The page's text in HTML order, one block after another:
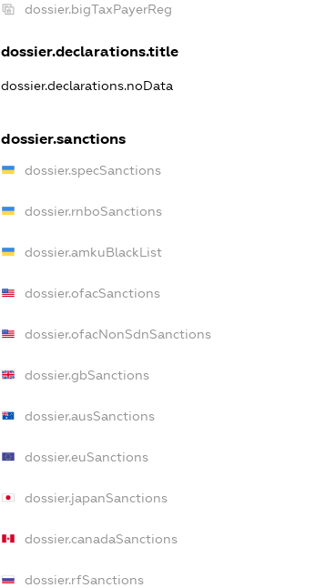
dossier.bigTaxPayerReg
dossier.declarations.title
dossier.declarations.noData
dossier.sanctions
dossier.specSanctions
dossier.rnboSanctions
dossier.amkuBlackList
dossier.ofacSanctions
dossier.ofacNonSdnSanctions
dossier.gbSanctions
dossier.ausSanctions
dossier.euSanctions
dossier.japanSanctions
dossier.canadaSanctions
dossier.rfSanctions